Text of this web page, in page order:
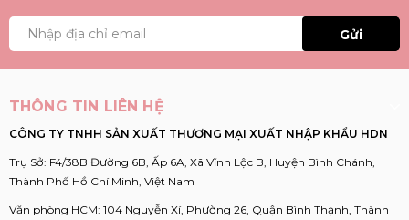
Gửi
THÔNG TIN LIÊN HỆ
CÔNG TY TNHH SẢN XUẤT THƯƠNG MẠI XUẤT NHẬP KHẨU HDN
Trụ Sở: F4/38B Đường 6B, Ấp 6A, Xã Vĩnh Lộc B, Huyện Bình Chánh,
Thành Phố Hồ Chí Minh, Việt Nam
Văn phòng HCM: 104 Nguyễn Xí, Phường 26, Quận Bình Thạnh, Thành